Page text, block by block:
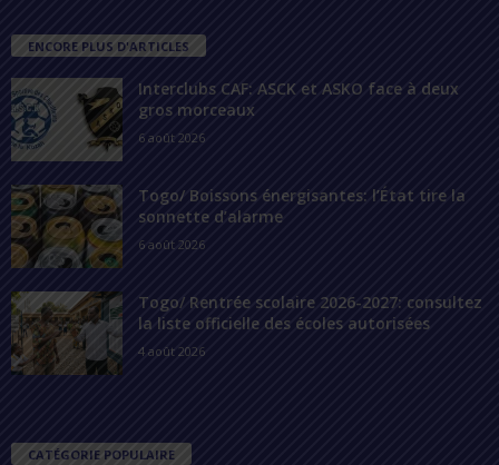
ENCORE PLUS D'ARTICLES
Interclubs CAF: ASCK et ASKO face à deux
gros morceaux
6 août 2026
Togo/ Boissons énergisantes: l’État tire la
sonnette d’alarme
6 août 2026
Togo/ Rentrée scolaire 2026-2027: consultez
la liste officielle des écoles autorisées
4 août 2026
CATÉGORIE POPULAIRE